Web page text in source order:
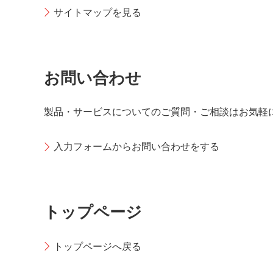
サイトマップを見る
お問い合わせ
製品・サービスについてのご質問・ご相談はお気軽
入力フォームからお問い合わせをする
トップページ
トップページへ戻る